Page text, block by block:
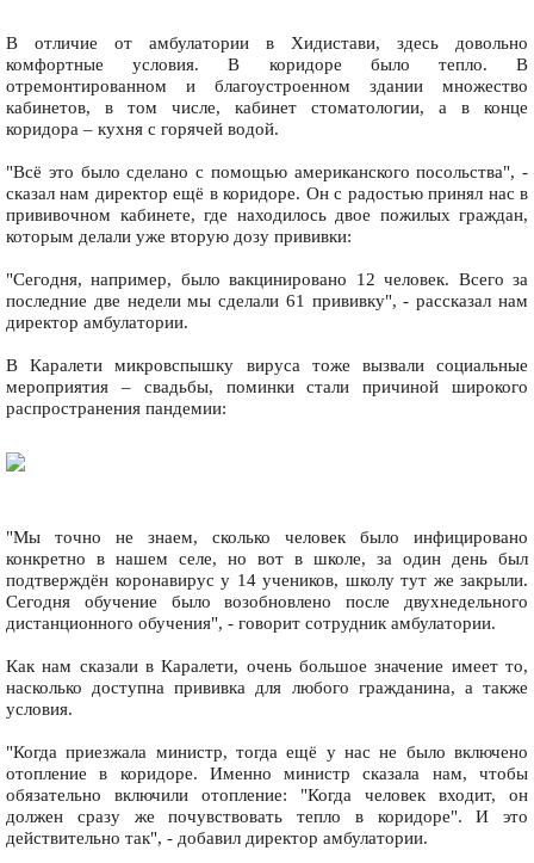
В отличие от амбулатории в Хидистави, здесь довольно
комфортные условия. В коридоре было тепло. В
отремонтированном и благоустроенном здании множество
кабинетов, в том числе, кабинет стоматологии, а в конце
коридора – кухня с горячей водой.
"Всё это было сделано с помощью американского посольства", -
сказал нам директор ещё в коридоре. Он с радостью принял нас в
прививочном кабинете, где находилось двое пожилых граждан,
которым делали уже вторую дозу прививки:
"Сегодня, например, было вакцинировано 12 человек. Всего за
последние две недели мы сделали 61 прививку", - рассказал нам
директор амбулатории.
В Каралети микровспышку вируса тоже вызвали социальные
мероприятия – свадьбы, поминки стали причиной широкого
распространения пандемии:
"Мы точно не знаем, сколько человек было инфицировано
конкретно в нашем селе, но вот в школе, за один день был
подтверждён коронавирус у 14 учеников, школу тут же закрыли.
Сегодня обучение было возобновлено после двухнедельного
дистанционного обучения", - говорит сотрудник амбулатории.
Как нам сказали в Каралети, очень большое значение имеет то,
насколько доступна прививка для любого гражданина, а также
условия.
"Когда приезжала министр, тогда ещё у нас не было включено
отопление в коридоре. Именно министр сказала нам, чтобы
обязательно включили отопление: "Когда человек входит, он
должен сразу же почувствовать тепло в коридоре". И это
действительно так", - добавил директор амбулатории.